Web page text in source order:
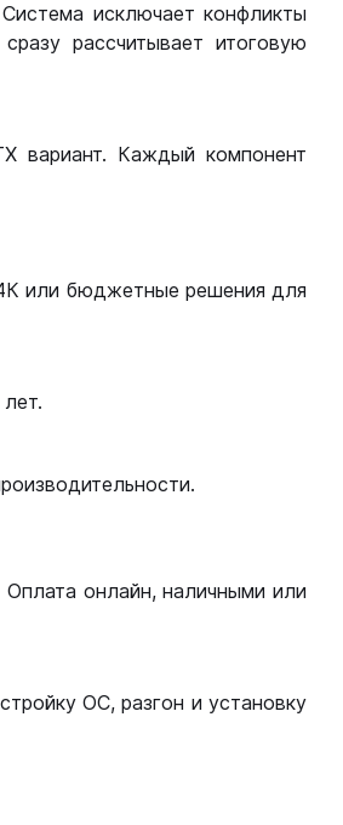
исключает конфликты
рассчитывает итоговую
вариант. Каждый компонент
или бюджетные решения для
онлайн, наличными или
ОС, разгон и установку